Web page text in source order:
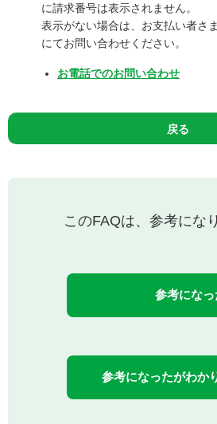
に請求番号は表示されません。
表示がない場合は、お支払い者さ
にてお問い合わせください。
お電話でのお問い合わせ
戻る
このFAQは、参考にな
参考になっ
参考になったがわか